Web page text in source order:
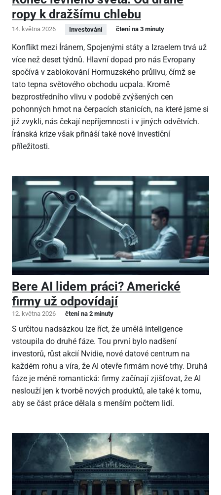
ropy k dražšímu chlebu
14. května 2026 Investování čtení na 3 minuty
Konflikt mezi Íránem, Spojenými státy a Izraelem trvá už
více než deset týdnů. Hlavní dopad pro nás Evropany
spočívá v zablokování Hormuzského průlivu, čímž se
tato tepna světového obchodu ucpala. Kromě
bezprostředního vlivu v podobě zvýšených cen
pohonných hmot na čerpacích stanicích, na které jsme si
již zvykli, nás čekají nepříjemnosti i v jiných odvětvích.
Íránská krize však přináší také nové investiční
příležitosti.
Bere AI lidem práci? Americké
firmy už odpovídají
12. května 2026 čtení na 2 minuty
S určitou nadsázkou lze říct, že umělá inteligence
vstoupila do druhé fáze. Tou první bylo nadšení
investorů, růst akcií Nvidie, nové datové centrum na
každém rohu a víra, že AI otevře firmám nové trhy. Druhá
fáze je méně romantická: firmy začínají zjišťovat, že AI
neslouží jen k tvorbě nových produktů, ale také k tomu,
aby se část práce dělala s menším počtem lidí.